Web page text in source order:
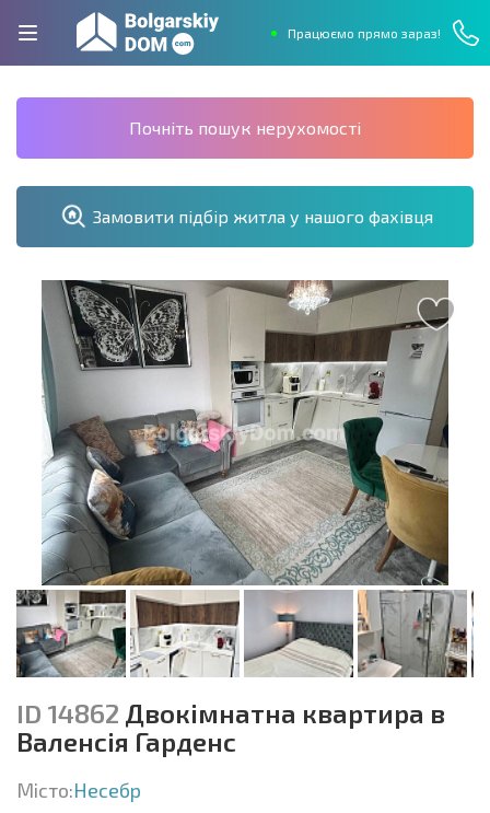
Працюємо прямо зараз!
Почніть пошук нерухомості
Замовити підбір житла у нашого фахівця
ID 14862 Двокімнатна квартира в
Валенсія Гарденс
Місто:Несебр